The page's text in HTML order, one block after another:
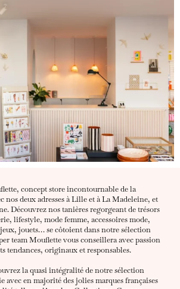
concept store incontournable de la
nos deux adresses à Lille et à La Madeleine, et
Découvrez nos tanières regorgeant de trésors
lifestyle, mode femme, accessoires mode,
jouets… se côtoient dans notre sélection
team Mouflette vous conseillera avec passion
tendances, originaux et responsables.
la quasi intégralité de notre sélection
avec en majorité des jolies marques françaises